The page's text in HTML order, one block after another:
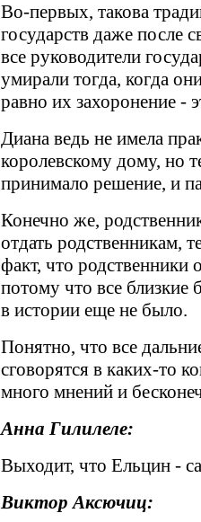
Во-первых, такова
государств даже после
все руководители
умирали тогда, когда
равно их захоронение -
Диана ведь не имела
королевскому дому, но
принимало решение, и
Конечно же,
отдать родственникам,
факт, что родственники
потому что все близкие
в истории еще не было.
Понятно, что все
сговорятся в каких-то
много мнений и
Анна Гилилеле:
Выходит, что Ельцин -
Виктор Аксючиц: